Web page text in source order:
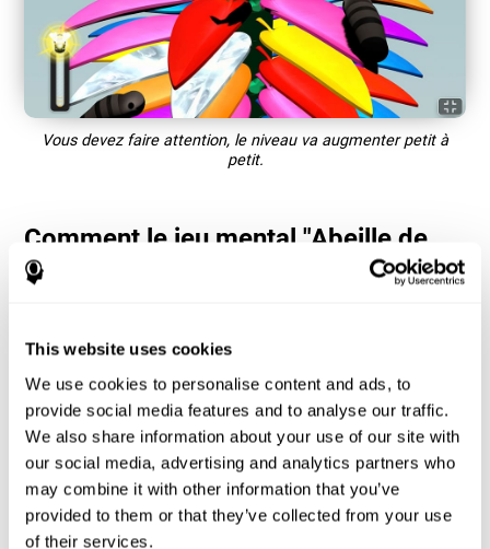
This website uses cookies
We use cookies to personalise content and ads, to
provide social media features and to analyse our traffic.
We also share information about your use of our site with
our social media, advertising and analytics partners who
may combine it with other information that you’ve
provided to them or that they’ve collected from your use
of their services.
Vous devez faire attention, le niveau va augmenter petit à
petit.
Comment le jeu mental "Abeille de
Couleur" améliore-t-il mes
compétences cognitives ?
schéma spécifique d'activation neuronale. En répétant et en
entraînant ce schéma de manière cohérente, il peut aider à créer
de nouvelles synapses, et aider les circuits neuronaux à
réorganiser et à récupérer les fonctions cognitives affaiblies ou
endommagées.
Le jeu Abeille de Couleur aide à exercer l'attention. La stimulation
constante de l'attention peut aider à créer de nouvelles synapses,
et les circuits neuronaux réorganisent et améliorent les fonctions
cognitives.